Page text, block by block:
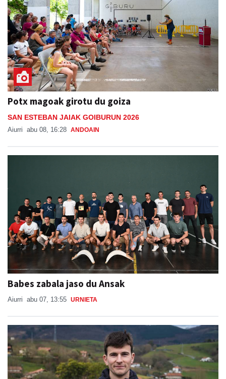
Potx magoak girotu du goiza
SAN ESTEBAN JAIAK GOIBURUN 2026
Aiurri abu 08, 16:28 ANDOAIN
Babes zabala jaso du Ansak
Aiurri abu 07, 13:55 URNIETA